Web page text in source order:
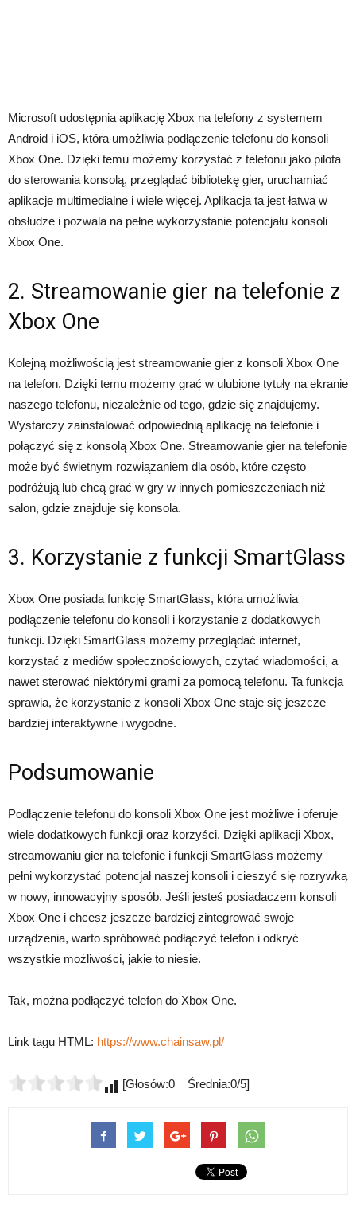
Microsoft udostępnia aplikację Xbox na telefony z systemem
Android i iOS, która umożliwia podłączenie telefonu do konsoli
Xbox One. Dzięki temu możemy korzystać z telefonu jako pilota
do sterowania konsolą, przeglądać bibliotekę gier, uruchamiać
aplikacje multimedialne i wiele więcej. Aplikacja ta jest łatwa w
obsłudze i pozwala na pełne wykorzystanie potencjału konsoli
Xbox One.
2. Streamowanie gier na telefonie z
Xbox One
Kolejną możliwością jest streamowanie gier z konsoli Xbox One
na telefon. Dzięki temu możemy grać w ulubione tytuły na ekranie
naszego telefonu, niezależnie od tego, gdzie się znajdujemy.
Wystarczy zainstalować odpowiednią aplikację na telefonie i
połączyć się z konsolą Xbox One. Streamowanie gier na telefonie
może być świetnym rozwiązaniem dla osób, które często
podróżują lub chcą grać w gry w innych pomieszczeniach niż
salon, gdzie znajduje się konsola.
3. Korzystanie z funkcji SmartGlass
Xbox One posiada funkcję SmartGlass, która umożliwia
podłączenie telefonu do konsoli i korzystanie z dodatkowych
funkcji. Dzięki SmartGlass możemy przeglądać internet,
korzystać z mediów społecznościowych, czytać wiadomości, a
nawet sterować niektórymi grami za pomocą telefonu. Ta funkcja
sprawia, że korzystanie z konsoli Xbox One staje się jeszcze
bardziej interaktywne i wygodne.
Podsumowanie
Podłączenie telefonu do konsoli Xbox One jest możliwe i oferuje
wiele dodatkowych funkcji oraz korzyści. Dzięki aplikacji Xbox,
streamowaniu gier na telefonie i funkcji SmartGlass możemy
pełni wykorzystać potencjał naszej konsoli i cieszyć się rozrywką
w nowy, innowacyjny sposób. Jeśli jesteś posiadaczem konsoli
Xbox One i chcesz jeszcze bardziej zintegrować swoje
urządzenia, warto spróbować podłączyć telefon i odkryć
wszystkie możliwości, jakie to niesie.
Tak, można podłączyć telefon do Xbox One.
Link tagu HTML: https://www.chainsaw.pl/
[Głosów:0 Średnia:0/5]